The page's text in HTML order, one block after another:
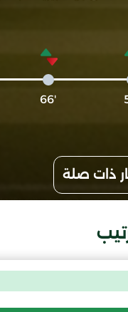
'66
ذات صلة